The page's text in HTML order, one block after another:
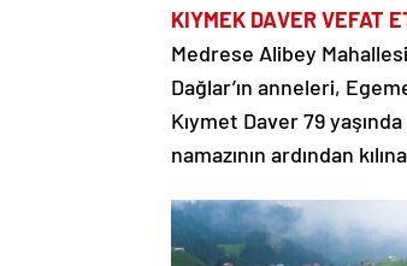
KIYMEK DAVER VEFAT
Medrese Alibey
Dağlar’ın anneleri,
Kıymet Daver 79
namazının ardından